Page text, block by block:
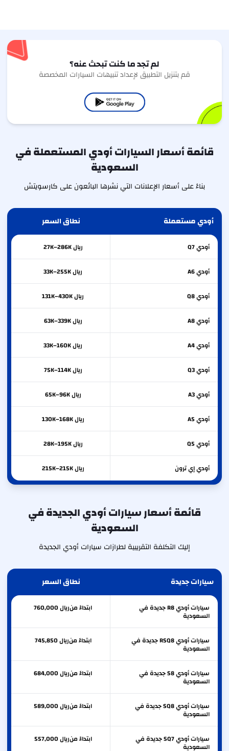
لم تجد ما كنت تبحث عنه؟
قم بتنزيل التطبيق لإعداد تنبيهات السيارات المخصصة
قائمة أسعار السيارات أودي المستعملة في
السعودية
بناءً على أسعار الإعلانات التي نشرها البائعون على كارسويتش
أودي مستعملة نطاق السعر
أوديQ7 ريال 27K–286K
أوديA6 ريال 33K–255K
أوديQ8 ريال 131K–430K
أوديA8 ريال 63K–339K
أوديA4 ريال 33K–160K
أوديQ3 ريال 75K–114K
أوديA3 ريال 65K–96K
أوديA5 ريال 130K–168K
أوديQ5 ريال 28K–195K
أوديإي ترون ريال 215K–215K
قائمة أسعار سيارات أودي الجديدة في
السعودية
إليك التكلفة التقريبية لطرازات سيارات أودي الجديدة
سيارات جديدة نطاق السعر
سيارات أودي R8 جديدة في
السعودية
ابتداءً من 760,000ريال
سيارات أودي RSQ8 جديدة في
السعودية
ابتداءً من 745,850ريال
سيارات أودي S8 جديدة في
السعودية
ابتداءً من 684,000ريال
سيارات أودي SQ8 جديدة في
السعودية
ابتداءً من 589,000ريال
سيارات أودي SQ7 جديدة في
السعودية
ابتداءً من 557,000ريال